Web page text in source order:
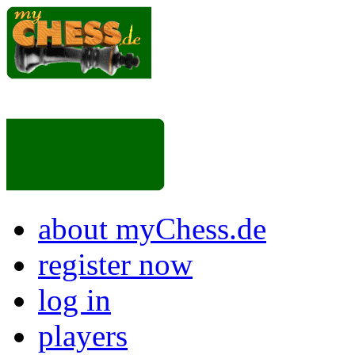
about myChess.de
register now
log in
players